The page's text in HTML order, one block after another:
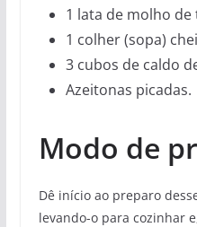
1 lata de molho de
1 colher (sopa)
3 cubos de caldo
Azeitonas picadas.
Modo de
Dê início ao preparo
levando-o para cozinhar